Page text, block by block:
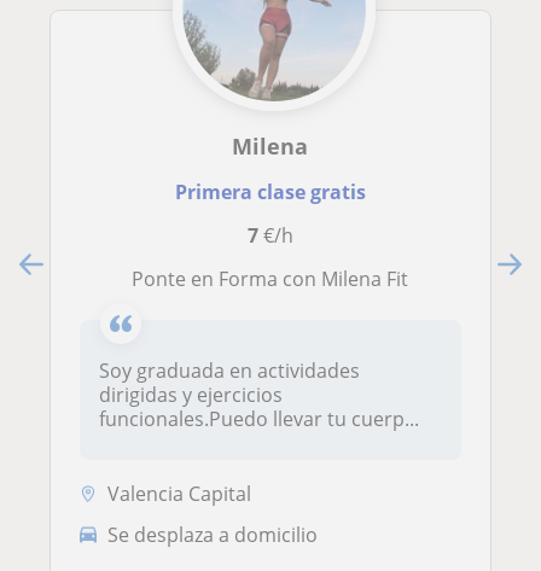
Milena
Primera clase gratis
7€/h
Ponte en Forma con Milena Fit
Soy graduada en actividades
dirigidas y ejercicios
funcionales.Puedo llevar tu cuerp...
Valencia Capital
Se desplaza a domicilio